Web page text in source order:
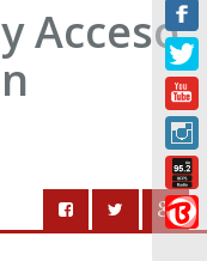
Acceso